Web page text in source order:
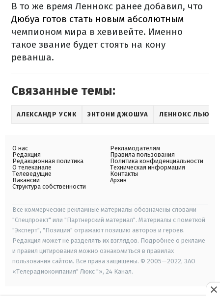
В то же время Леннокс ранее добавил, что
Дюбуа готов стать новым абсолютным
чемпионом мира в хевивейте. Именно
такое звание будет стоять на кону
реванша.
Связанные темы:
АЛЕКСАНДР УСИК ЭНТОНИ ДЖОШУА ЛЕННОКС ЛЬЮИС
О нас
Редакция
Редакционная политика
О телеканале
Телеведущие
Вакансии
Структура собственности
Рекламодателям
Правила пользования
Политика конфиденциальности
Техническая информация
Контакты
Архив
Все коммерческие рекламные материалы обозначены словами
"Спецпроект" или "Партнерский материал". Материалы с пометкой
"Эксперт", "Позиция" отражают позицию авторов и героев.
Редакция может не разделять их взглядов. Подробнее о рекламе
и правил цитирования можно ознакомиться в правилах
пользования сайтом. Все права защищены. © 2005—2022, ЗАО
«Телерадиокомпания" Люкс "», 24 Канал.